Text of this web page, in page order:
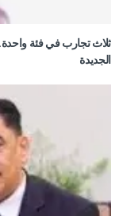
ثلاث تجارب في فئة
الجديدة